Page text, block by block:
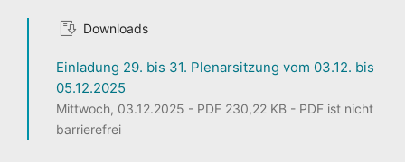
Downloads
Einladung 29. bis 31. Plenarsitzung vom 03.12. bis
05.12.2025
Mittwoch, 03.12.2025 - PDF 230,22 KB - PDF ist nicht
barrierefrei